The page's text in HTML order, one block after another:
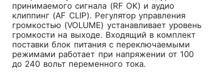
принимаемого сигнала (RF OK) и аудио
клиппинг (AF CLIP). Регулятор управления
громкостью (VOLUME) устанавливает уровень
громкости на выходе. Входящий в комплект
поставки блок питания с переключаемыми
режимами работает при напряжении от 100
до 240 вольт переменного тока.